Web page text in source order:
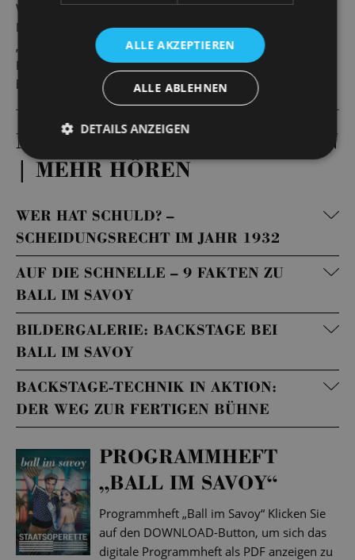
Weimarer Republik sich und sein Lebensgefühl ein letztes
Mal zu Modetänzen wie dem bejubelt besungenen
„Känguru“, um nur einen Monat später durch die
Ernennung Adolf Hitlers zum Reichskanzler seinem
brutalen Ende entgegen zu taumeln.
MEHR LESEN | MEHR SEHEN
| MEHR HÖREN
WER HAT SCHULD? –
SCHEIDUNGSRECHT IM JAHR 1932
AUF DIE SCHNELLE – 9 FAKTEN ZU
BALL IM SAVOY
BILDERGALERIE: BACKSTAGE BEI
BALL IM SAVOY
BACKSTAGE-TECHNIK IN AKTION:
DER WEG ZUR FERTIGEN BÜHNE
PROGRAMMHEFT
„BALL IM SAVOY“
Programmheft „Ball im Savoy“ Klicken Sie
auf den DOWNLOAD-Button, um sich das
digitale Programmheft als PDF anzeigen zu
ALLE AKZEPTIEREN
ALLE ABLEHNEN
DETAILS ANZEIGEN